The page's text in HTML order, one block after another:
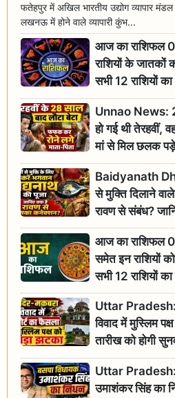
फतेहपुर में अखिल भारतीय उद्योग व्यापार
लखनऊ में होने वाले व्यापारी कुंभ...
आज का राशिफल
राशियों के जातकों
सभी 12 राशियों
Unnao News:
हो गई थी तेरहवीं,
मां से मिल छलक
Baidyanath
से मुक्ति दिलाने वाले
रावण से संबंध?
आज का राशिफल
समेत इन राशियों
सभी 12 राशियों
Uttar Pradesh:
विवाद में मुस्लिम
तारीख को होगी
Uttar Pradesh:
उमाशंकर सिंह का